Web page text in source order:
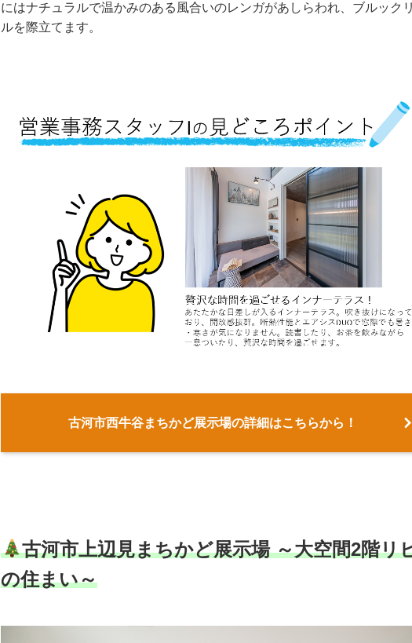
にはナチュラルで温かみのある風合いのレンガがあしらわれ、ブルック
ルを際立てます。
古河市西牛谷まちかど展示場の詳細はこちらから！
古河市上辺見まちかど展示場 ～大空間2階リ
の住まい～